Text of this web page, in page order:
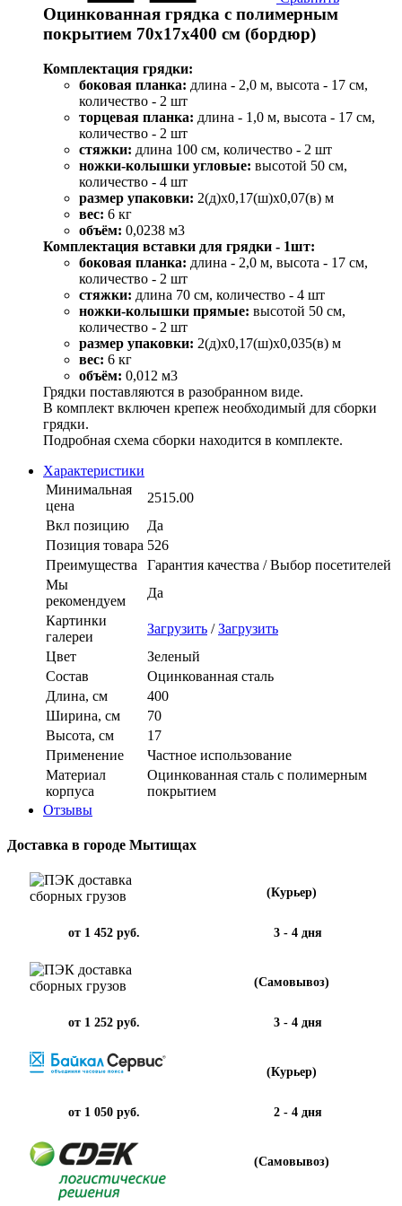
Оцинкованная грядка с полимерным
покрытием 70х17х400 см (бордюр)
Комплектация грядки:
боковая планка: длина - 2,0 м, высота - 17 см,
количество - 2 шт
торцевая планка: длина - 1,0 м, высота - 17 см,
количество - 2 шт
стяжки: длина 100 см, количество - 2 шт
ножки-колышки угловые: высотой 50 см,
количество - 4 шт
размер упаковки: 2(д)х0,17(ш)х0,07(в) м
вес: 6 кг
объём: 0,0238 м3
Комплектация вставки для грядки - 1шт:
боковая планка: длина - 2,0 м, высота - 17 см,
количество - 2 шт
стяжки: длина 70 см, количество - 4 шт
ножки-колышки прямые: высотой 50 см,
количество - 2 шт
размер упаковки: 2(д)х0,17(ш)х0,035(в) м
вес: 6 кг
объём: 0,012 м3
Грядки поставляются в разобранном виде.
В комплект включен крепеж необходимый для сборки
грядки.
Подробная схема сборки находится в комплекте.
Характеристики
Минимальная
цена
2515.00
Вкл позицию
Да
Позиция товара 526
Преимущества
Гарантия качества / Выбор посетителей
Мы
рекомендуем
Да
Картинки
галереи
Загрузить /Загрузить
Цвет
Зеленый
Состав
Оцинкованная сталь
Длина, см
400
Ширина, см
70
Высота, см
17
Применение
Частное использование
Материал
корпуса
Оцинкованная сталь с полимерным
покрытием
Отзывы
Доставка в городе Мытищах
(Курьер)
от 1 452 руб. 3 - 4 дня
(Самовывоз)
от 1 252 руб. 3 - 4 дня
(Курьер)
от 1 050 руб. 2 - 4 дня
(Самовывоз)